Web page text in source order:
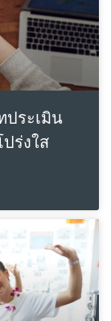
ประเมิน
ร่งใส